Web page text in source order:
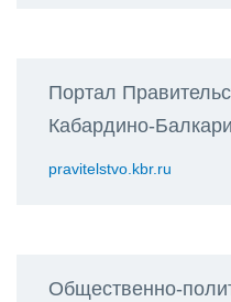
Портал
Кабардино-
pravitelstvo.kbr.ru
Общественно-